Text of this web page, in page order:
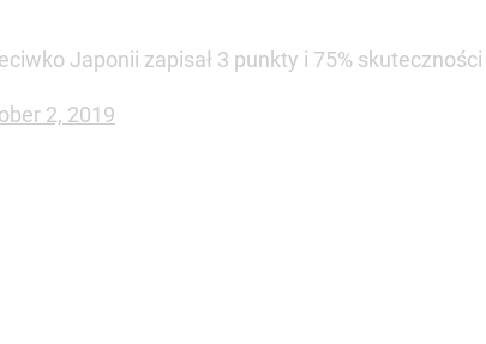
Japonii zapisał 3 punkty i 75%
2, 2019